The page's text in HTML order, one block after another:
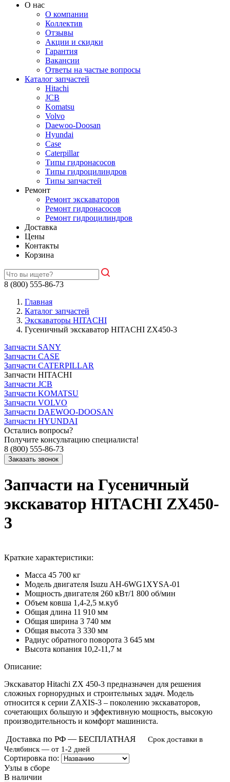
О нас
О компании
Коллектив
Отзывы
Акции и скидки
Гарантия
Вакансии
Ответы на частые вопросы
Каталог запчастей
Hitachi
JCB
Komatsu
Volvo
Daewoo-Doosan
Hyundai
Case
Caterpillar
Типы гидронасосов
Типы гидроцилиндров
Типы запчастей
Ремонт
Ремонт экскаваторов
Ремонт гидронасосов
Ремонт гидроцилиндров
Доставка
Цены
Контакты
Корзина
8 (800) 555-86-73
Главная
Каталог запчастей
Экскаваторы HITACHI
Гусеничный экскаватор HITACHI ZX450-3
Запчасти SANY
Запчасти CASE
Запчасти CATERPILLAR
Запчасти HITACHI
Запчасти JCB
Запчасти KOMATSU
Запчасти VOLVO
Запчасти DAEWOO-DOOSAN
Запчасти HYUNDAI
Остались вопросы?
Получите консультацию специалиста!
8 (800) 555-86-73
Запчасти на Гусеничный
экскаватор HITACHI ZX450-
3
Краткие характеристики:
Масса 45 700 кг
Модель двигателя Isuzu AH-6WG1XYSA-01
Мощность двигателя 260 кВт/1 800 об/мин
Объем ковша 1,4-2,5 м.куб
Общая длина 11 910 мм
Общая ширина 3 740 мм
Общая высота 3 330 мм
Радиус обратного поворота 3 645 мм
Высота копания 10,2-11,7 м
Описание:
Экскаватор Hitachi ZX 450-3 предназначен для решения
сложных горнорудных и строительных задач. Модель
относится к серии ZAXIS-3 – поколению экскаваторов,
сочетающих большую и эффективную мощность, высокую
производительность и комфорт машиниста.
Доставка по РФ — БЕСПЛАТНАЯ
Срок доставки в
Челябинск — от 1-2 дней
Сортировка по:
Узлы в сборе
В наличии